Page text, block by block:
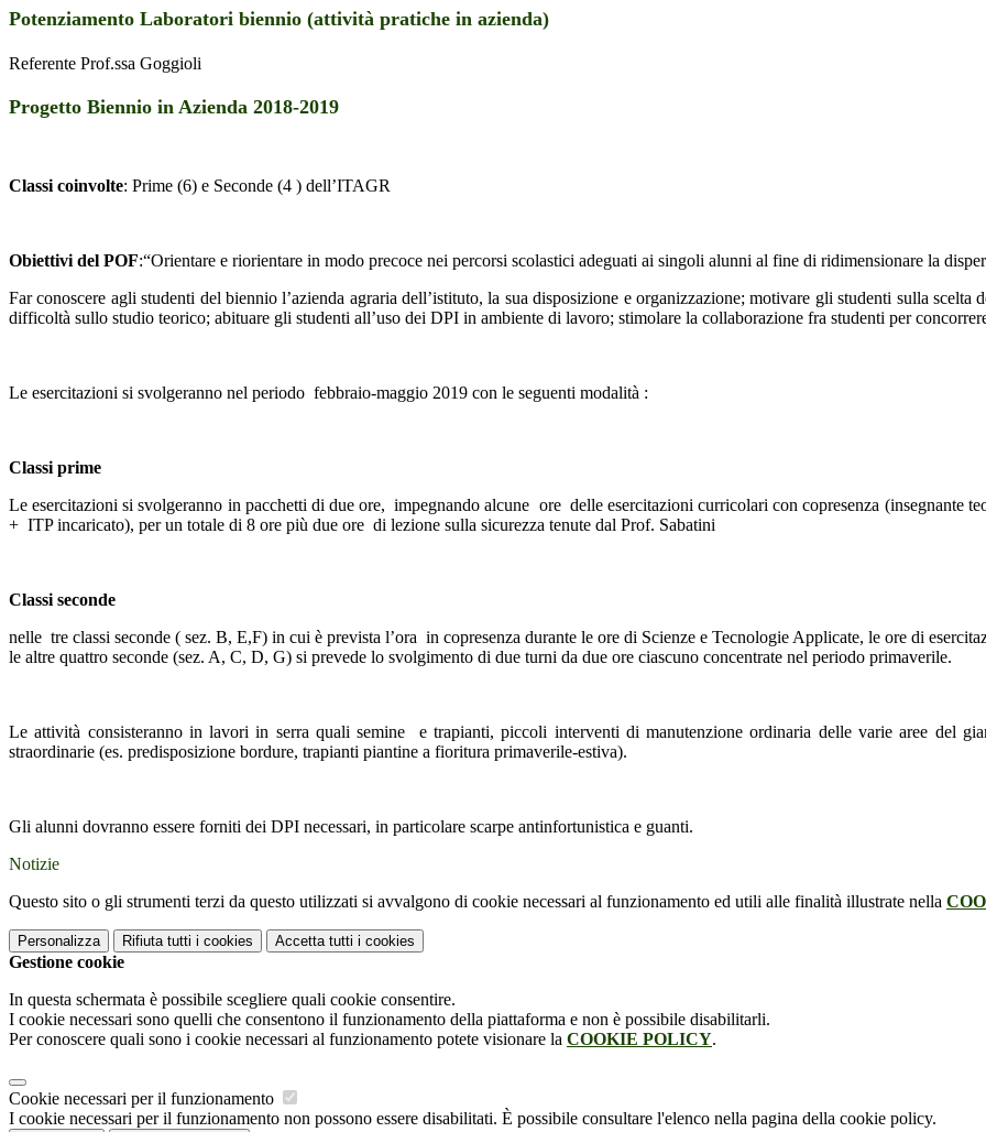
Potenziamento Laboratori biennio (attività pratiche in azienda)
Referente Prof.ssa Goggioli
Progetto Biennio in Azienda 2018-2019
Classi coinvolte: Prime (6) e Seconde (4 ) dell’ITAGR
Obiettivi del POF:“Orientare e riorientare in modo precoce nei percorsi scolastici adeguati ai singoli alunni al fine di ridimensionare la
Far conoscere agli studenti del biennio l’azienda agraria dell’istituto, la sua disposizione e organizzazione; motivare gli studenti sulla
difficoltà sullo studio teorico; abituare gli studenti all’uso dei DPI in ambiente di lavoro; stimolare la collaborazione fra studenti per
Le esercitazioni si svolgeranno nel periodo febbraio-maggio 2019 con le seguenti modalità :
Classi prime
Le esercitazioni si svolgeranno in pacchetti di due ore, impegnando alcune ore delle esercitazioni curricolari con copresenza (insegnante
+ ITP incaricato), per un totale di 8 ore più due ore di lezione sulla sicurezza tenute dal Prof. Sabatini
Classi seconde
nelle tre classi seconde ( sez. B, E,F) in cui è prevista l’ora in copresenza durante le ore di Scienze e Tecnologie Applicate, le ore di
le altre quattro seconde (sez. A, C, D, G) si prevede lo svolgimento di due turni da due ore ciascuno concentrate nel periodo primaverile.
Le attività consisteranno in lavori in serra quali semine e trapianti, piccoli interventi di manutenzione ordinaria delle varie aree del
straordinarie (es. predisposizione bordure, trapianti piantine a fioritura primaverile-estiva).
Gli alunni dovranno essere forniti dei DPI necessari, in particolare scarpe antinfortunistica e guanti.
Notizie
Questo sito o gli strumenti terzi da questo utilizzati si avvalgono di cookie necessari al funzionamento ed utili alle finalità illustrate nella
Personalizza Rifiuta tutti i cookies Accetta tutti i cookies
Gestione cookie
In questa schermata è possibile scegliere quali cookie consentire.
I cookie necessari sono quelli che consentono il funzionamento della piattaforma e non è possibile disabilitarli.
Per conoscere quali sono i cookie necessari al funzionamento potete visionare la COOKIE POLICY.
Cookie necessari per il funzionamento
I cookie necessari per il funzionamento non possono essere disabilitati. È possibile consultare l'elenco nella pagina della cookie policy.